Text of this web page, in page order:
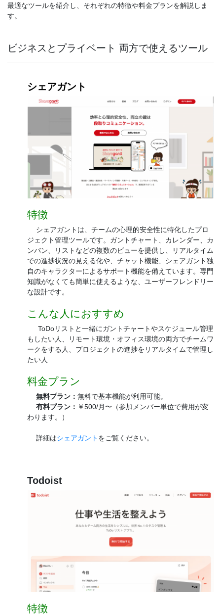
最適なツールを紹介し、それぞれの特徴や料金プランを解説しま
す。
ビジネスとプライベート 両方で使えるツール
シェアガント
特徴
シェアガントは、チームの心理的安全性に特化したプロ
ジェクト管理ツールです。ガントチャート、カレンダー、カ
ンバン、リストなどの複数のビューを提供し、リアルタイム
での進捗状況の見える化や、チャット機能、シェアガント独
自のキャラクターによるサポート機能を備えています。専門
知識がなくても簡単に使えるような、ユーザーフレンドリー
な設計です。
こんな人におすすめ
ToDoリストと一緒にガントチャートやスケジュール管理
もしたい人、リモート環境・オフィス環境の両方でチームワ
ークをする人、プロジェクトの進捗をリアルタイムで管理し
たい人
料金プラン
無料プラン：無料で基本機能が利用可能。
有料プラン： ￥500/月〜（参加メンバー単位で費用が変
わります。）
詳細はシェアガント をご覧ください。
Todoist
特徴